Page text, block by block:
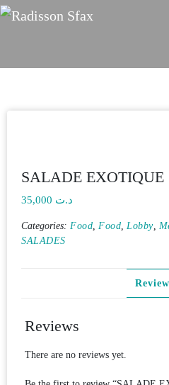
Skip
SALADE EXOTIQUE
د.ت
Categories: Food Food Lobby,
SALADES
Reviews
There are no reviews yet.